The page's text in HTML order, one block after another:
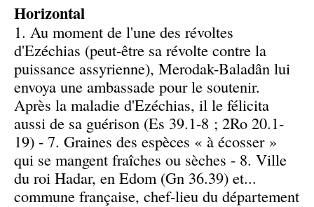
Horizontal
1. Au moment de l'une des révoltes
d'Ezéchias (peut-être sa révolte contre la
puissance assyrienne), Merodak-Baladân lui
envoya une ambassade pour le soutenir.
Après la maladie d'Ezéchias, il le félicita
aussi de sa guérison (Es 39.1-8 ; 2Ro 20.1-
19) - 7. Graines des espèces « à écosser »
qui se mangent fraîches ou sèches - 8. Ville
du roi Hadar, en Edom (Gn 36.39) et...
commune française, chef-lieu du département